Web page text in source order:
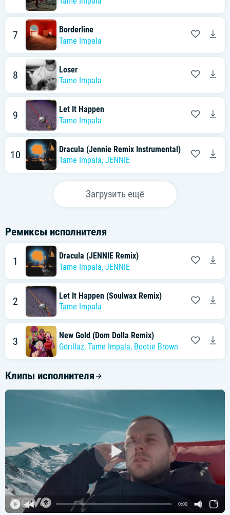
7
Borderline
Tame Impala
8
Loser
Tame Impala
9
Let It Happen
Tame Impala
10
Dracula (Jennie Remix Instrumental)
Tame Impala, JENNIE
Загрузить ещё
Ремиксы исполнителя
1
Dracula (JENNIE Remix)
Tame Impala, JENNIE
2
Let It Happen (Soulwax Remix)
Tame Impala
3
New Gold (Dom Dolla Remix)
Gorillaz, Tame Impala, Bootie Brown
Клипы исполнителя
0:00 0:00